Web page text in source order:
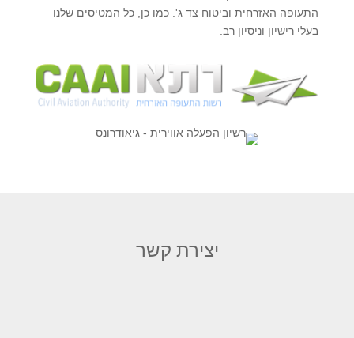
התעופה האזרחית וביטוח צד ג'. כמו כן, כל המטיסים שלנו
בעלי רישיון וניסיון רב.
יצירת קשר